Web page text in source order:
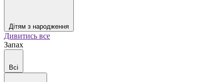
Дітям з народження
Дивитись все
Запах
Всі